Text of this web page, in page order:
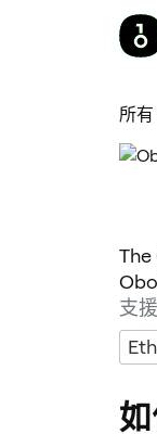
所
支